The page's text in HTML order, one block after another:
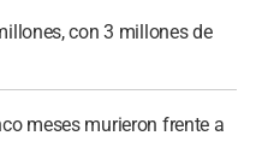
con 3 millones de
meses murieron frente a